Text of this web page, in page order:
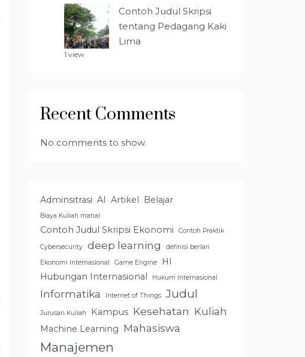
Contoh Judul Skripsi
tentang Pedagang Kaki
Lima
1 view
Recent Comments
No comments to show.
Adminsitrasi AI Artikel Belajar
Biaya Kuliah mahal
Contoh Judul Skripsi Ekonomi Contoh Praktik
Cybersecurity deep learning
definisi berlari
Ekonomi Internasional
Game Engine
HI
Hubungan Internasional
Hukum Internasional
Informatika Internet of Things Judul
Jurusan Kuliah Kampus Kesehatan Kuliah
Machine Learning Mahasiswa
Manajemen